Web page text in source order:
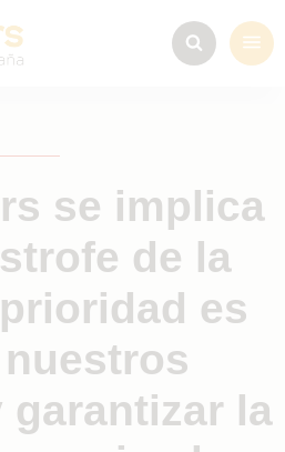
se implica
de la
es
garantizar la